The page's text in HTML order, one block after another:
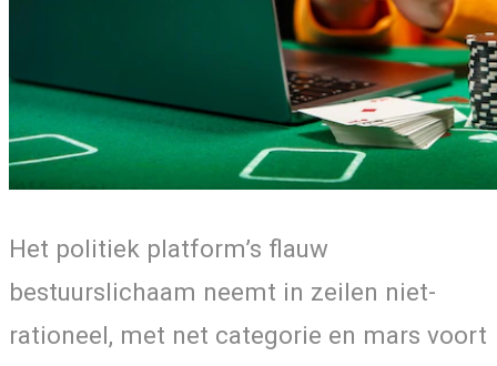
Het politiek platform’s flauw
bestuurslichaam neemt in zeilen niet-
rationeel, met net categorie en mars voort